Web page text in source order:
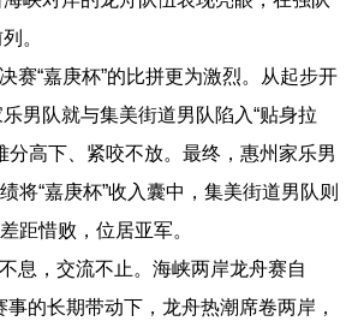
。
“嘉庚杯”的比拼更为激烈。从起步开
男队就与集美街道男队陷入“贴身拉
分高下、紧咬不放。最终，惠州家乐男
将“嘉庚杯”收入囊中，集美街道男队则
距惜败，位居亚军。
，交流不止。海峡两岸龙舟赛自
的长期带动下，龙舟热潮席卷两岸，